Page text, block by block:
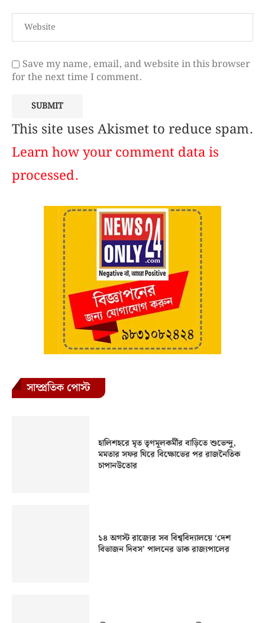
Save my name, email, and website in this browser
for the next time I comment.
This site uses Akismet to reduce spam.
Learn how your comment data is
processed.
সাম্প্রতিক পোস্ট
হালিশহরে মৃত তৃণমূলকর্মীর বাড়িতে শুভেন্দু,
মমতার সফর ঘিরে বিক্ষোভের পর রাজনৈতিক
চাপানউতোর
১৪ অগস্ট রাজ্যের সব বিশ্ববিদ্যালয়ে ‘দেশ
বিভাজন দিবস’ পালনের ডাক রাজ্যপালের